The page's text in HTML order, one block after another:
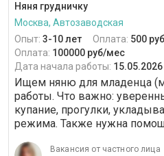
Няня грудничку
Москва, Автозаводская
Опыт: 3-10 лет Оплата: 500
Оплата: 100000 руб/мес
Дата начала работы: 15.05.2026
Ищем няню для младенца
работы. Что важно:
купание, прогулки,
режима. Также нужна
Вакансия от частного лица